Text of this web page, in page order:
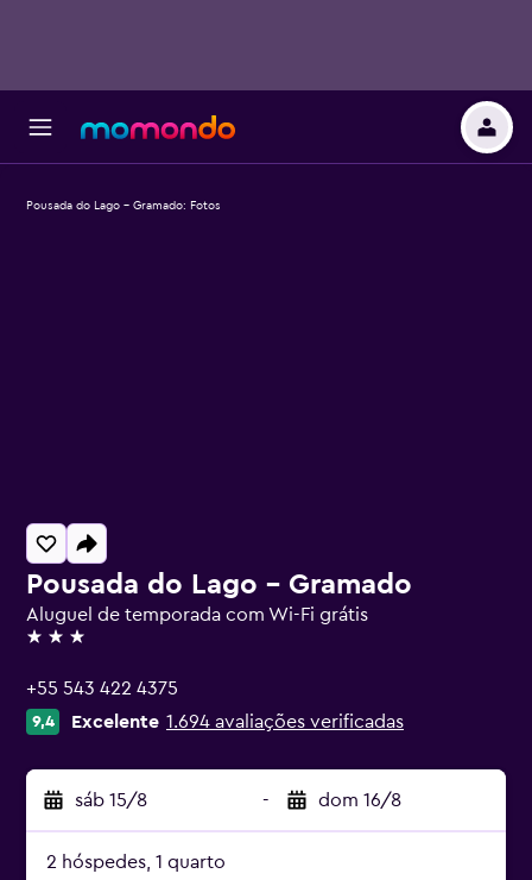
Pousada do Lago - Gramado
Aluguel de temporada com Wi-Fi grátis
3 estrelas
+55 543 422 4375
9,4 Excelente 1.694 avaliações verificadas
sáb 15/8 - dom 16/8
2 hóspedes, 1 quarto
Pousada do Lago - Gramado: Fotos